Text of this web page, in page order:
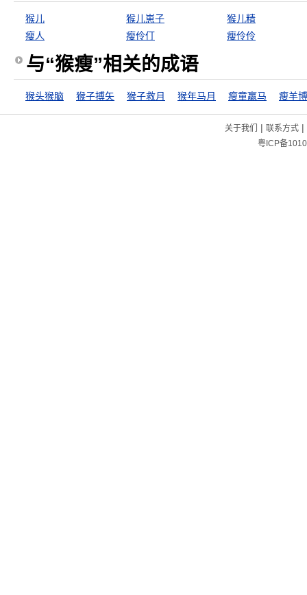
猴儿 猴儿崽子
猴儿精
瘦人
瘦伶仃 瘦伶伶
与“猴瘦”相关的成语
猴头猴脑 猴子搏矢 猴子救月 猴年马月 瘦童羸马 瘦羊
关于我们 | 联系方式|
粤ICP备